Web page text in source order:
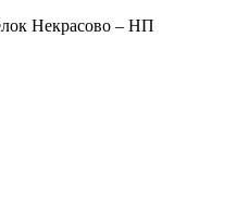
Некрасово – НП